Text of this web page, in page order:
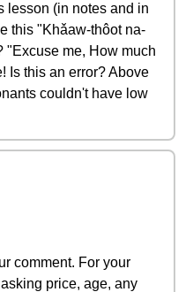
lesson (in notes and in
this "Khǎaw-thôot na-
"Excuse me, How much
Is this an error? Above
couldn't have low
comment. For your
price, age, any